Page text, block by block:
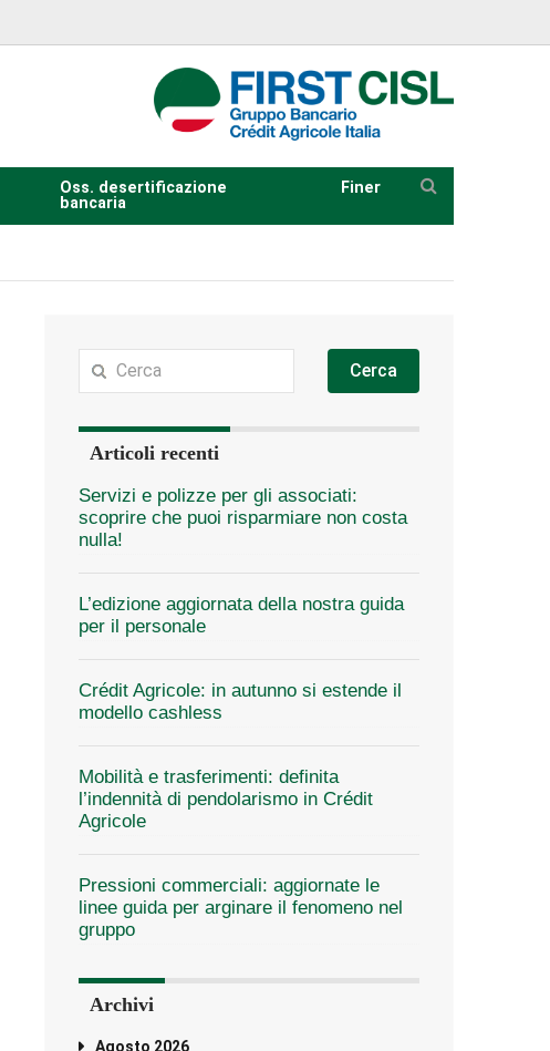
Oss. desertificazione
bancaria
Finer
Cerca
Articoli recenti
Servizi e polizze per gli associati:
scoprire che puoi risparmiare non costa
nulla!
L’edizione aggiornata della nostra guida
per il personale
Crédit Agricole: in autunno si estende il
modello cashless
Mobilità e trasferimenti: definita
l’indennità di pendolarismo in Crédit
Agricole
Pressioni commerciali: aggiornate le
linee guida per arginare il fenomeno nel
gruppo
Archivi
Agosto 2026